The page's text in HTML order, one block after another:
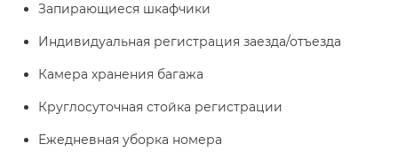
Запирающиеся шкафчики
Индивидуальная регистрация заезда/отъезда
Камера хранения багажа
Круглосуточная стойка регистрации
Ежедневная уборка номера